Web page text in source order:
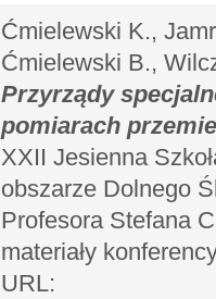
Ćmielewski K.,
Ćmielewski B.,
Przyrządy
pomiarach
XXII Jesienna
obszarze Dolnego
Profesora Stefana
materiały
URL: